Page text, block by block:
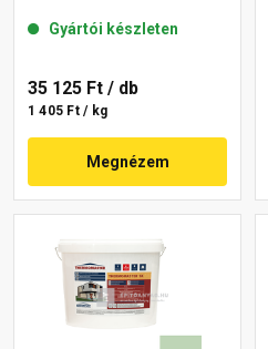
Gyártói készleten
35 125 Ft / db
1 405 Ft / kg
Megnézem